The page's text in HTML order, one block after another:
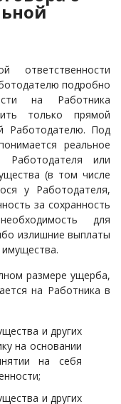
ответственности
подробно
сти на Работника
только прямой
Работодателю. Под
реальное
Работодателя или
(в том числе
у Работодателя,
за сохранность
для
излишние выплаты
размере ущерба,
на Работника в
и других
на основании
на себя
и других